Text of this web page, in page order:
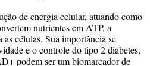
de energia celular, atuando como
nutrientes em ATP, a
células. Sua importância se
e o controle do tipo 2 diabetes,
podem ser um biomarcador de